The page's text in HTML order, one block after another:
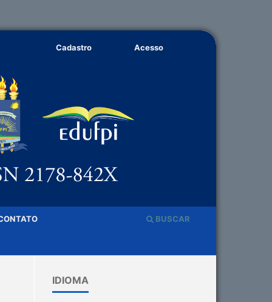
BUSCAR
Cadastro Acesso
IDIOMA